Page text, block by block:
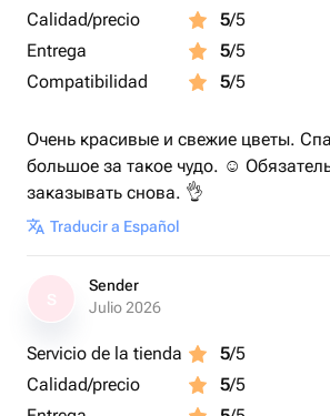
Calidad/precio
5/5
Entrega
5/5
Compatibilidad
5/5
Очень красивые и свежие цветы.
большое за такое чудо. ☺️
заказывать снова. 👌
Traducir a Español
Sender
Julio 2026
Servicio de la tienda 5/5
Calidad/precio
5/5